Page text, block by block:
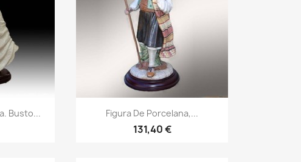
Busto... Figura De Porcelana,...
131,40 €